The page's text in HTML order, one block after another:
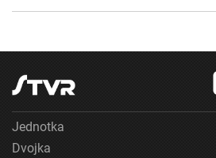
Jednotka
Dvojka